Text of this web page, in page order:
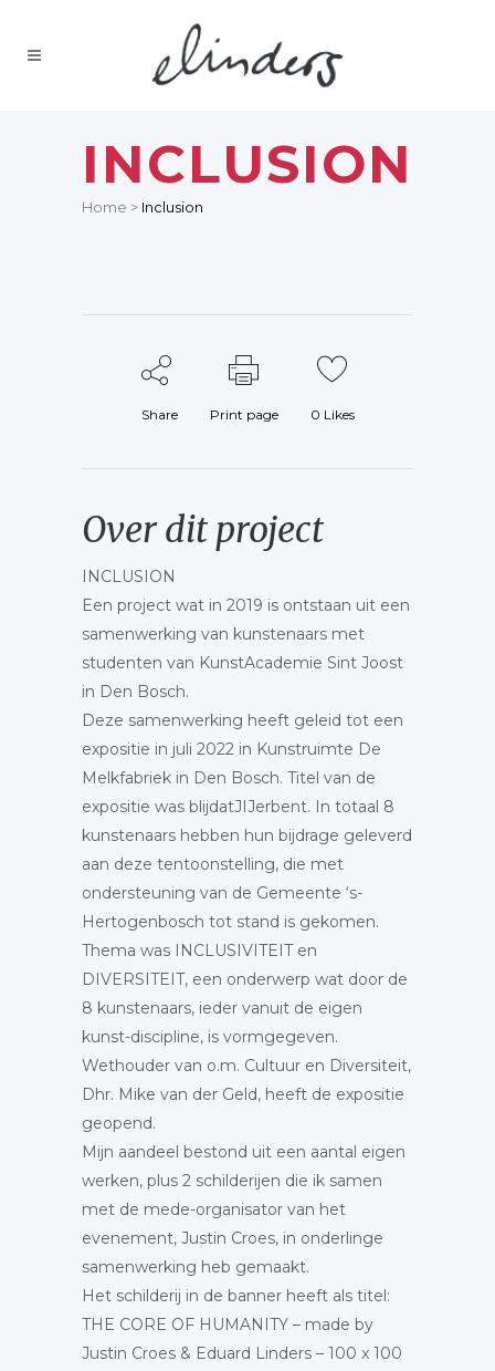
INCLUSION
Home > Inclusion
Share Print page 0 Likes
Over dit project
INCLUSION
Een project wat in 2019 is ontstaan uit een
samenwerking van kunstenaars met
studenten van KunstAcademie Sint Joost
in Den Bosch.
Deze samenwerking heeft geleid tot een
expositie in juli 2022 in Kunstruimte De
Melkfabriek in Den Bosch. Titel van de
expositie was blijdatJIJerbent. In totaal 8
kunstenaars hebben hun bijdrage geleverd
aan deze tentoonstelling, die met
ondersteuning van de Gemeente ‘s-
Hertogenbosch tot stand is gekomen.
Thema was INCLUSIVITEIT en
DIVERSITEIT, een onderwerp wat door de
8 kunstenaars, ieder vanuit de eigen
kunst-discipline, is vormgegeven.
Wethouder van o.m. Cultuur en Diversiteit,
Dhr. Mike van der Geld, heeft de expositie
geopend.
Mijn aandeel bestond uit een aantal eigen
werken, plus 2 schilderijen die ik samen
met de mede-organisator van het
evenement, Justin Croes, in onderlinge
samenwerking heb gemaakt.
Het schilderij in de banner heeft als titel:
THE CORE OF HUMANITY – made by
Justin Croes & Eduard Linders – 100 x 100